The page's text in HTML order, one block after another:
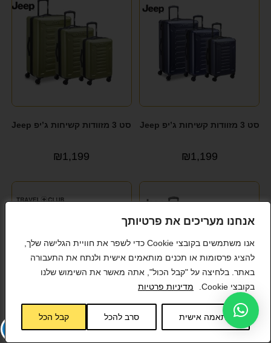
אנחנו מעריכים את פרטיותך
אנו משתמשים בקובצי Cookie כדי לשפר את חוויית הגלישה שלך,
להציג פרסומות או תכנים מותאמים אישית ולנתח את התעבורה
באתר. בלחיצה על "קבל הכול", אתה מאשר את השימוש שלנו
בקובצי Cookie.
מדיניות פרטיות
התאמה אישית סרב להכל קבל הכל
סט 3 מזוודות קשיחות ג’יפ Jeep
₪1,199
סט 3 מזוודות קשיחות ג’יפ Jeep
₪1,199
סט 3 מזוודות קשיחות ג’יפ Jeep
סט 3 מזוודות קשיחות סופר
איכותיות פוליפרופילן TRAVEL